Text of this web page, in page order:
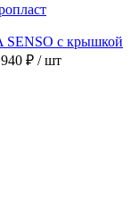
SENSO с крышкой
₽ / шт